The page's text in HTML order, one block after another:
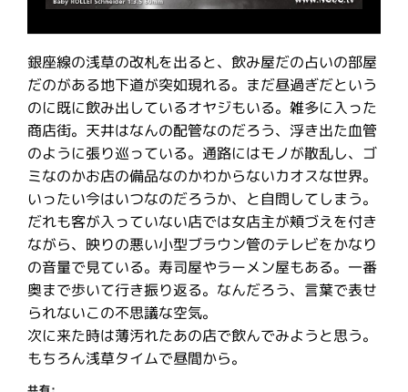
銀座線の浅草の改札を出ると、飲み屋だの占いの部屋
だのがある地下道が突如現れる。まだ昼過ぎだという
のに既に飲み出しているオヤジもいる。雑多に入った
商店街。天井はなんの配管なのだろう、浮き出た血管
のように張り巡っている。通路にはモノが散乱し、ゴ
ミなのかお店の備品なのかわからないカオスな世界。
いったい今はいつなのだろうか、と自問してしまう。
だれも客が入っていない店では女店主が頬づえを付き
ながら、映りの悪い小型ブラウン管のテレビをかなり
の音量で見ている。寿司屋やラーメン屋もある。一番
奥まで歩いて行き振り返る。なんだろう、言葉で表せ
られないこの不思議な空気。
次に来た時は薄汚れたあの店で飲んでみようと思う。
もちろん浅草タイムで昼間から。